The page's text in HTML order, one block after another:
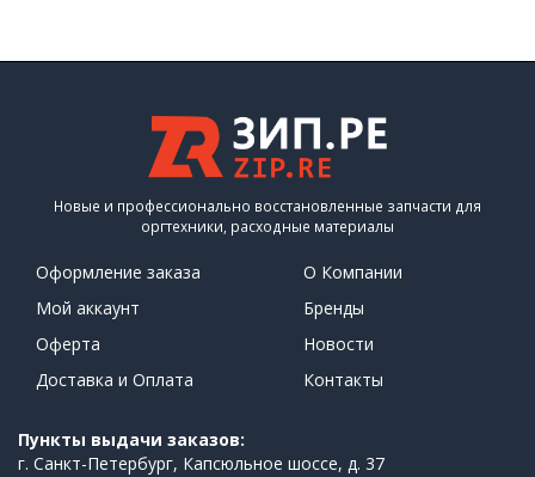
Новые и профессионально восстановленные запчасти для
оргтехники, расходные материалы
Оформление заказа
Мой аккаунт
Оферта
Доставка и Оплата
О Компании
Бренды
Новости
Контакты
Пункты выдачи заказов:
г. Санкт-Петербург, Капсюльное шоссе, д. 37